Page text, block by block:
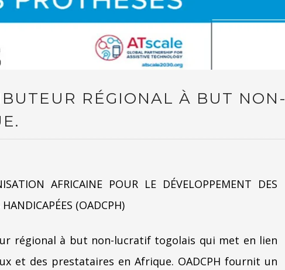
RÉGIONAL À BUT NON-
AFRICAINE POUR LE DÉVELOPPEMENT DES
(OADCPH)
régional à but non-lucratif togolais qui met en lien
et des prestataires en Afrique. OADCPH fournit un